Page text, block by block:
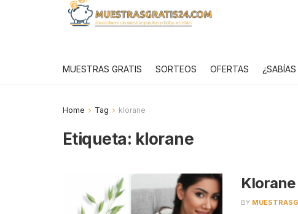
MUESTRAS GRATIS SORTEOS OFERTAS
Home Tag klorane
Etiqueta: klorane
BY